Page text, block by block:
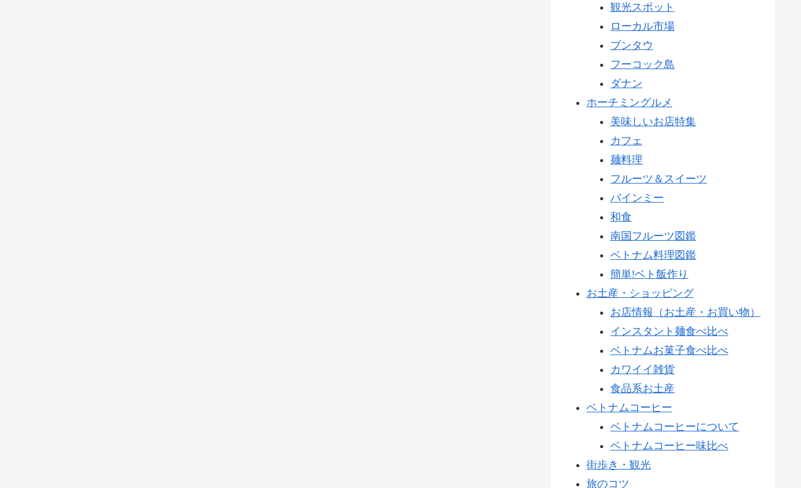
観光スポット
ローカル市場
ブンタウ
フーコック島
ダナン
ホーチミングルメ
美味しいお店特集
カフェ
麺料理
フルーツ＆スイーツ
バインミー
和食
南国フルーツ図鑑
ベトナム料理図鑑
簡単!ベト飯作り
お土産・ショッピング
お店情報（お土産・お買い物）
インスタント麺食べ比べ
ベトナムお菓子食べ比べ
カワイイ雑貨
食品系お土産
ベトナムコーヒー
ベトナムコーヒーについて
ベトナムコーヒー味比べ
街歩き・観光
旅のコツ